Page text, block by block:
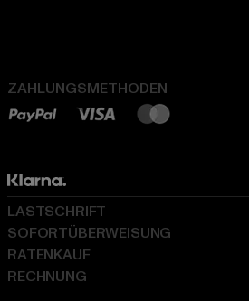
ZAHLUNGSMETHODEN
LASTSCHRIFT
SOFORTÜBERWEISUNG
RATENKAUF
RECHNUNG